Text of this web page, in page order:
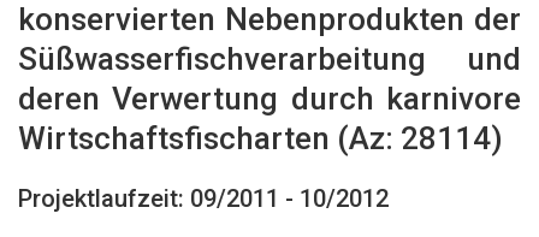
konservierten Nebenprodukten der
Süßwasserfischverarbeitung und
deren Verwertung durch karnivore
Wirtschaftsfischarten (Az: 28114)
Projektlaufzeit: 09/2011 - 10/2012